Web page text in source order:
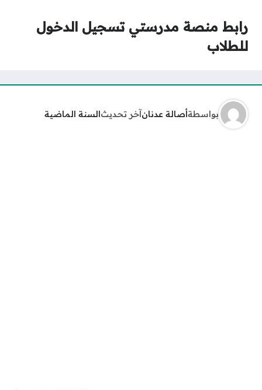
رابط منصة مدرستي تسجيل الدخول
للطلاب
بواسطةأصالة عدنانآخر تحديثالسنة الماضية